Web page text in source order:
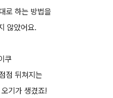
로 하는 방법을
않았어요.
쿠
점 뒤쳐지는
기가 생겼죠!